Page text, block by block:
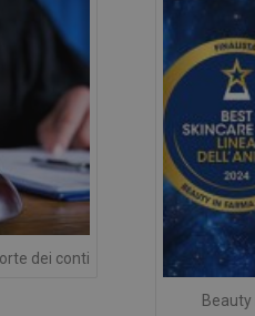
dei conti
Beauty
necessari contribuiscono a rendere
alle aree protette del sito. Il sito
NOME
FORNITORE
DOMINIO
PHPSESSID
PHP.net